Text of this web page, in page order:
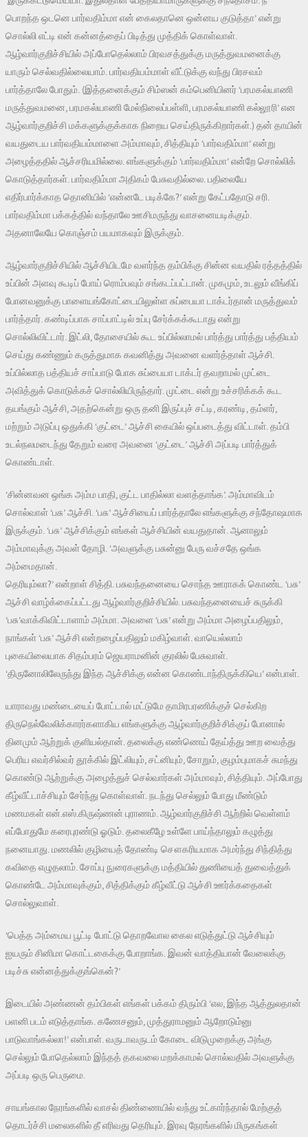
பொறந்த ஒடனெ பார்வதிம்மா என் கைலதானெ ஒன்னய குடுத்தா’ என்று
சொல்லி எட்டி என் கன்னத்தைப் பிடித்து முத்திக் கொள்வாள்.
ஆழ்வார்குறிச்சியில் அப்போதெல்லாம் பிரவசத்துக்கு மருத்துவமனைக்கு
யாரும் செல்வதில்லையாம். பார்வதியம்மாள் வீட்டுக்கு வந்து பிரசவம்
பார்த்தாலே போதும். (இத்தனைக்கும் சிம்ஸன் கம்பெனியினர் ‘பரமகல்யாணி
மருத்துவமனை, பரமகல்யாணி மேல்நிலைப்பள்ளி, பரமகல்யாணி கல்லூரி’ என
ஆழ்வார்குறிச்சி மக்களுக்குக்காக நிறைய செய்திருக்கிறார்கள்.) தன் தாயின்
வயதுடைய பார்வதியம்மாளை அம்மாவும், சித்தியும் ‘பார்வதிம்மா’ என்று
அழைத்ததில் ஆச்சரியமில்லை. எங்களுக்கும் ‘பார்வதிம்மா’ என்றே சொல்லிக்
கொடுத்தார்கள். பார்வதிம்மா அதிகம் பேசுவதில்லை. பதிலையே
எதிர்பார்க்காத தொனியில் ‘என்னடே படிக்கே?’ என்று கேட்பதோடு சரி.
பார்வதிம்மா பக்கத்தில் வந்தாலே ஊசிமருந்து வாசனையடிக்கும்.
அதனாலேயே கொஞ்சம் பயமாகவும் இருக்கும்.
ஆழ்வார்குறிச்சியில் ஆச்சியிடமே வளர்ந்த தம்பிக்கு சின்ன வயதில் ரத்தத்தில்
உப்பின் அளவு கூடிப் போய் ரொம்பவும் சங்கடப்பட்டான். முகமும், உடலும் வீங்கிப்
போனவனுக்கு பாளையங்கோட்டையிலுள்ள சுப்பையா டாக்டர்தான் மருத்துவம்
பார்த்தார். கண்டிப்பாக சாப்பாட்டில் உப்பு சேர்க்கக்கூடாது என்று
சொல்லிவிட்டார். இட்லி, தோசையில் கூட உப்பில்லாமல் பார்த்து பார்த்து பத்தியம்
செய்து கண்ணும் கருத்துமாக கவனித்து அவனை வளர்த்தாள் ஆச்சி.
உப்பில்லாத பத்தியச் சாப்பாடு போக சுப்பையா டாக்டர் தவறாமல் முட்டை
அவித்துக் கொடுக்கச் சொல்லியிருந்தார். முட்டை என்று உச்சரிக்கக் கூட
தயங்கும் ஆச்சி, அதற்கென்று ஒரு தனி இருப்புச் சட்டி, கரண்டி, தம்ளர்,
மற்றும் அடுப்பு ஒதுக்கி ‘குட்டை’ ஆச்சி கையில் ஒப்படைத்து விட்டாள். தம்பி
உடல்நலமடைந்து தேறும் வரை அவனை ‘குட்டை’ ஆச்சி அப்படி பார்த்துக்
கொண்டாள்.
‘சின்னவன ஒங்க அம்ம பாதி, குட்ட பாதில்லா வளத்தாங்க’. அம்மாவிடம்
சொல்வாள் ‘பசு’ ஆச்சி. ‘பசு’ ஆச்சியைப் பார்த்தாலே எங்களுக்கு சந்தோஷமாக
இருக்கும். ‘பசு’ ஆச்சிக்கும் எங்கள் ஆச்சியின் வயதுதான். ஆனாலும்
அம்மாவுக்கு அவள் தோழி. ‘அவளுக்கு பசுன்னு பேரு வச்சதே ஒங்க
அம்மைதான்.
தெரியும்லா?’ என்றாள் சித்தி. பசுவந்தனையை சொந்த ஊராகக் கொண்ட ‘பசு’
ஆச்சி வாழ்க்கைப்பட்டது ஆழ்வார்குறிச்சியில். பசுவந்தனையைச் சுருக்கி
‘பசு’வாக்கிவிட்டாளாம் அம்மா. அவளை ‘பசு’ என்று அம்மா அழைப்பதிலும்,
நாங்கள் ‘பசு’ ஆச்சி என்றழைப்பதிலும் மகிழ்வாள். வாயெல்லாம்
புகையிலையாக சிதம்பரம் ஜெயராமனின் குரலில் பேசுவாள்.
‘திருனோலிலேருந்து இந்த ஆச்சிக்கு என்ன கொண்டாந்திருக்கியெ’ என்பாள்.
யாராவது மண்டையைப் போட்டால் மட்டுமே தாமிரபரணிக்குச் செல்கிற
திருநெல்வேலிக்காரர்களாகிய எங்களுக்கு ஆழ்வார்குறிச்சிக்குப் போனால்
தினமும் ஆற்றுக் குளியல்தான். தலைக்கு எண்ணெய் தேய்த்து ஊற வைத்து
பெரிய எவர்சில்வர் தூக்கில் இட்லியும், சட்னியும், சோறும், குழம்புமாகச் சுமந்து
கொண்டு ஆற்றுக்கு அழைத்துச் செல்வார்கள் அம்மாவும், சித்தியும். அப்போது
கீழ்வீட்டாச்சியும் சேர்ந்து கொள்வாள். நடந்து செல்லும் போது மீண்டும்
மணமகள் என்.எஸ்.கிருஷ்ணன் புராணம். ஆழ்வார்குறிச்சி ஆற்றில் வெள்ளம்
எப்போதுமே கரைபுரண்டு ஓடும். தலைகீழே உள்ளே பாய்ந்தாலும் கழுத்து
நனையாது. மணலில் குழியைத் தோண்டி சௌகரியமாக அமர்ந்து சிந்தித்து
கவிதை எழுதலாம். சோப்பு நுரைகளுக்கு மத்தியில் துணியைத் துவைத்துக்
கொண்டே அம்மாவுக்கும், சித்திக்கும் கீழ்வீட்டு ஆச்சி ஊர்க்கதைகள்
சொல்லுவாள்.
‘பெத்த அம்மைய பூட்டி போட்டு தொறவோல கைல எடுத்துட்டு ஆச்சியும்
ஐயரும் சினிமா கொட்டகைக்கு போறாங்க. இவன் வாத்தியான் வேலைக்கு
படிச்சு என்னத்துக்குங்கென்?’
இடையில் அண்ணன் தம்பிகள் எங்கள் பக்கம் திரும்பி ‘எல, இந்த ஆத்துலதான்
பளனி படம் எடுத்தாங்க. கணேசனும், முத்துராமனும் ஆறோடும்னு
பாடுவாங்கல்லா!’ என்பாள். வருடாவருடம் கோடை விடுமுறைக்கு அங்கு
செல்லும் போதெல்லாம் இந்தத் தகவலை மறக்காமல் சொல்வதில் அவளுக்கு
அப்படி ஒரு பெருமை.
சாயங்கால நேரங்களில் வாசல் திண்ணையில் வந்து உட்கார்ந்தால் மேற்குத்
தொடர்ச்சி மலைகளில் தீ எரிவது தெரியும். இரவு நேரங்களில் மிருகங்கள்